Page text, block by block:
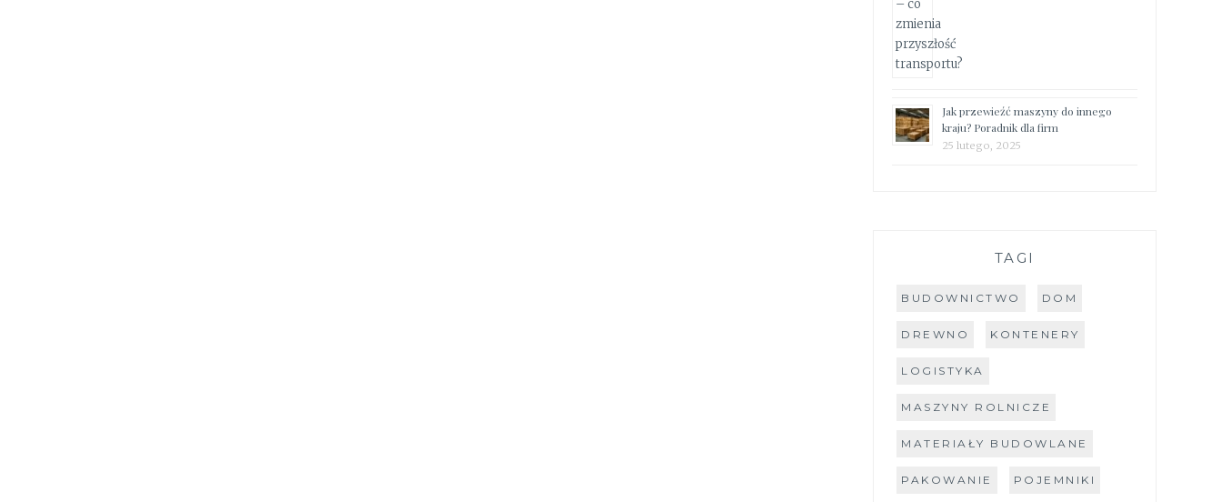
Jak przewieźć maszyny do innego
kraju? Poradnik dla firm
25 lutego, 2025
TAGI
BUDOWNICTWO DOM
DREWNO KONTENERY
LOGISTYKA
MASZYNY ROLNICZE
MATERIAŁY BUDOWLANE
PAKOWANIE POJEMNIKI